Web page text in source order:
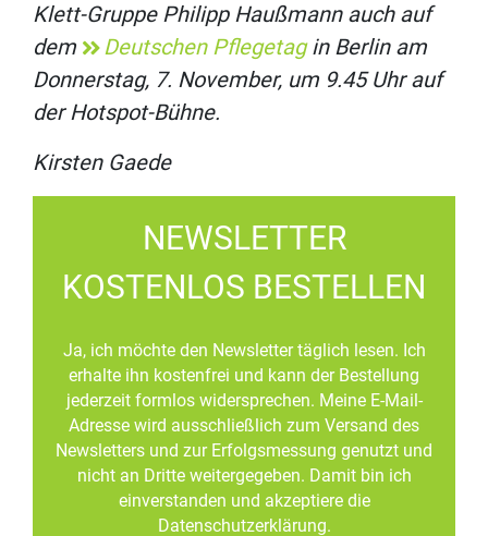
Klett-Gruppe Philipp Haußmann auch auf
dem
Deutschen Pflegetagin Berlin am
Donnerstag, 7. November, um 9.45 Uhr auf
der Hotspot-Bühne.
Kirsten Gaede
NEWSLETTER
KOSTENLOS BESTELLEN
Ja, ich möchte den Newsletter täglich lesen. Ich
erhalte ihn kostenfrei und kann der Bestellung
jederzeit formlos widersprechen. Meine E-Mail-
Adresse wird ausschließlich zum Versand des
Newsletters und zur Erfolgsmessung genutzt und
nicht an Dritte weitergegeben. Damit bin ich
einverstanden und akzeptiere die
Datenschutzerklärung.